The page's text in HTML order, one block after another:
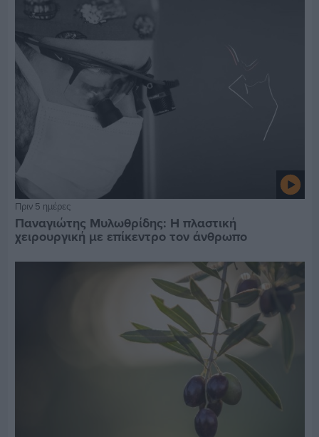
Πριν 5 ημέρες
Παναγιώτης Μυλωθρίδης: Η πλαστική
χειρουργική με επίκεντρο τον άνθρωπο